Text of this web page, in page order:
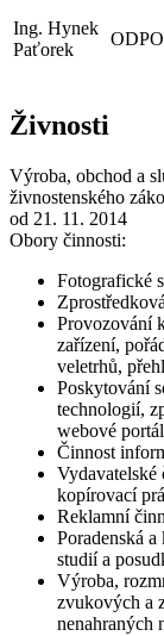
Ing. Hynek
Paťorek
Živnosti
Výroba, obchod a
živnostenského
od 21. 11. 2014
Obory činnosti:
Fotografické
Provozování
zařízení,
veletrhů,
Poskytování
technologií,
webové
Činnost
Vydavatelské
kopírovací
Reklamní
Poradenská
studií a
Výroba,
zvukových a
nenahraných